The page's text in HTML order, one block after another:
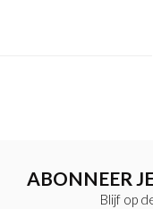
ABONNEER
Blijf op